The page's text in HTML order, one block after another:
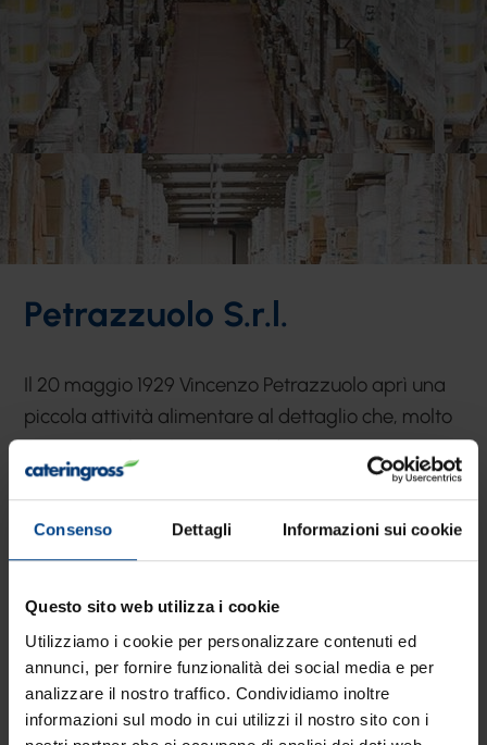
Consenso Dettagli Informazioni sui cookie
Questo sito web utilizza i cookie
Utilizziamo i cookie per personalizzare contenuti ed
annunci, per fornire funzionalità dei social media e per
analizzare il nostro traffico. Condividiamo inoltre
informazioni sul modo in cui utilizzi il nostro sito con i
Petrazzuolo S.r.l.
Il 20 maggio 1929 Vincenzo Petrazzuolo aprì una
piccola attività alimentare al dettaglio che, molto
presto, si sviluppò in catena di gastronomie con
preparazione di pasti cucinati.
Nasce da
Petrazzuolo srl di suo nipote Vincenzo.
forniture per la ristorazione collettiva, con sede a
Napoli, referenze per tutto l’assortimento
alimentare e non food adatto a servire grandi
strutture pubbliche, come ospedali, carceri, scuole
in Campania, Lazio, Puglia e Molise. Ma non